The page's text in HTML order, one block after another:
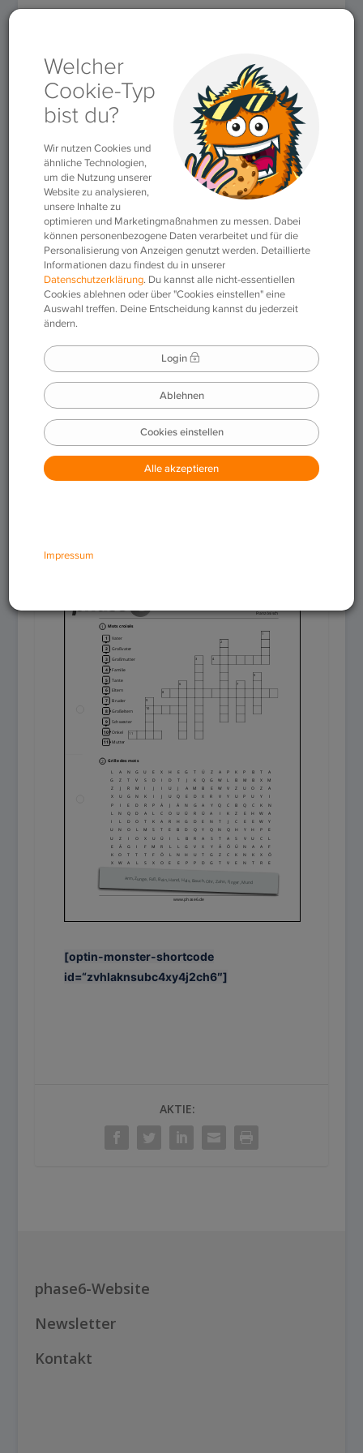
Für Lehrkräfte» Arbeitsblätter
Arbeitsblatt #62
(Französisch)
Arbeitsblatt #62
(Französisch)
30.01.2020|Arbeitsblätter
Download
[optin-monster-shortcode
id=“zvhlaknsubc4xy4j2ch6″]
AKTIE:
phase6-Website
Newsletter
Kontakt